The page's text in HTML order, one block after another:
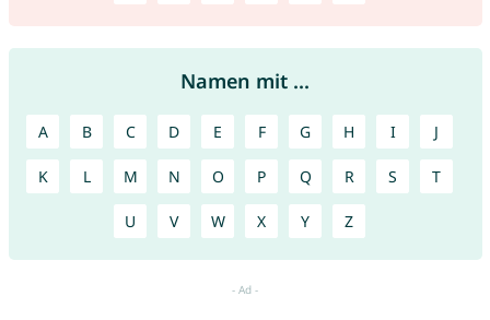
Namen mit ...
A B C D E F G H I J
K L M N O P Q R S T
U V W X Y Z